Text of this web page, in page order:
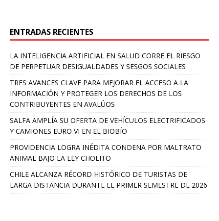
ENTRADAS RECIENTES
LA INTELIGENCIA ARTIFICIAL EN SALUD CORRE EL RIESGO
DE PERPETUAR DESIGUALDADES Y SESGOS SOCIALES
TRES AVANCES CLAVE PARA MEJORAR EL ACCESO A LA
INFORMACIÓN Y PROTEGER LOS DERECHOS DE LOS
CONTRIBUYENTES EN AVALÚOS
SALFA AMPLÍA SU OFERTA DE VEHÍCULOS ELECTRIFICADOS
Y CAMIONES EURO VI EN EL BIOBÍO
PROVIDENCIA LOGRA INÉDITA CONDENA POR MALTRATO
ANIMAL BAJO LA LEY CHOLITO
CHILE ALCANZA RÉCORD HISTÓRICO DE TURISTAS DE
LARGA DISTANCIA DURANTE EL PRIMER SEMESTRE DE 2026